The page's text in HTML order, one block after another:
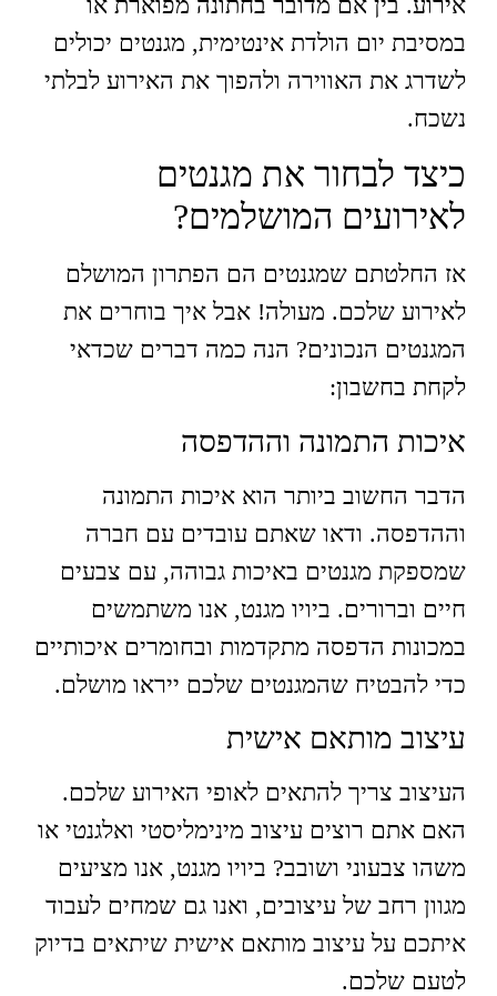
במסיבת יום הולדת אינטימית, מגנטים יכולים
לשדרג את האווירה ולהפוך את האירוע לבלתי
נשכח.
כיצד לבחור את מגנטים
לאירועים המושלמים?
אז החלטתם שמגנטים הם הפתרון המושלם
לאירוע שלכם. מעולה! אבל איך בוחרים את
המגנטים הנכונים? הנה כמה דברים שכדאי
לקחת בחשבון:
איכות התמונה וההדפסה
הדבר החשוב ביותר הוא איכות התמונה
וההדפסה. ודאו שאתם עובדים עם חברה
שמספקת מגנטים באיכות גבוהה, עם צבעים
חיים וברורים. ביויו מגנט, אנו משתמשים
במכונות הדפסה מתקדמות ובחומרים איכותיים
כדי להבטיח שהמגנטים שלכם ייראו מושלם.
עיצוב מותאם אישית
העיצוב צריך להתאים לאופי האירוע שלכם.
האם אתם רוצים עיצוב מינימליסטי ואלגנטי או
משהו צבעוני ושובב? ביויו מגנט, אנו מציעים
מגוון רחב של עיצובים, ואנו גם שמחים לעבוד
איתכם על עיצוב מותאם אישית שיתאים בדיוק
לטעם שלכם.